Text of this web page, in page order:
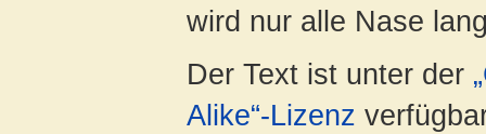
wird nur alle Nase
Der Text ist unter der
Alike“-Lizenz